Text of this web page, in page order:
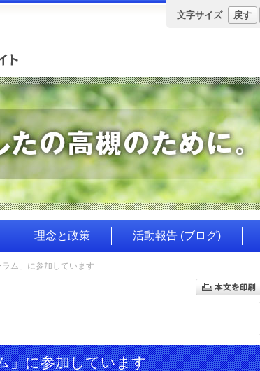
文字サイズ 戻す
理念と政策 活動報告 (ブログ)
ム」に参加しています
」に参加しています